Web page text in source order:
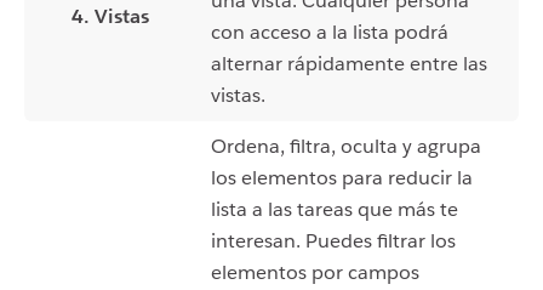
4. Vistas
con acceso a la lista podrá
alternar rápidamente entre las
vistas.
Ordena, filtra, oculta y agrupa
los elementos para reducir la
lista a las tareas que más te
interesan. Puedes filtrar los
elementos por campos